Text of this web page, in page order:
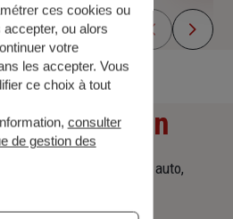
simulation
tarifaire d'assurance, auto,
ces cookies ou
accepter, ou alors
votre
les accepter. Vous
ce choix à tout
consulter
de gestion des